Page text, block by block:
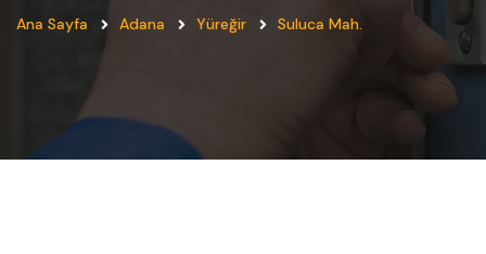
Ana Sayfa Adana Yüreğir Suluca Mah.